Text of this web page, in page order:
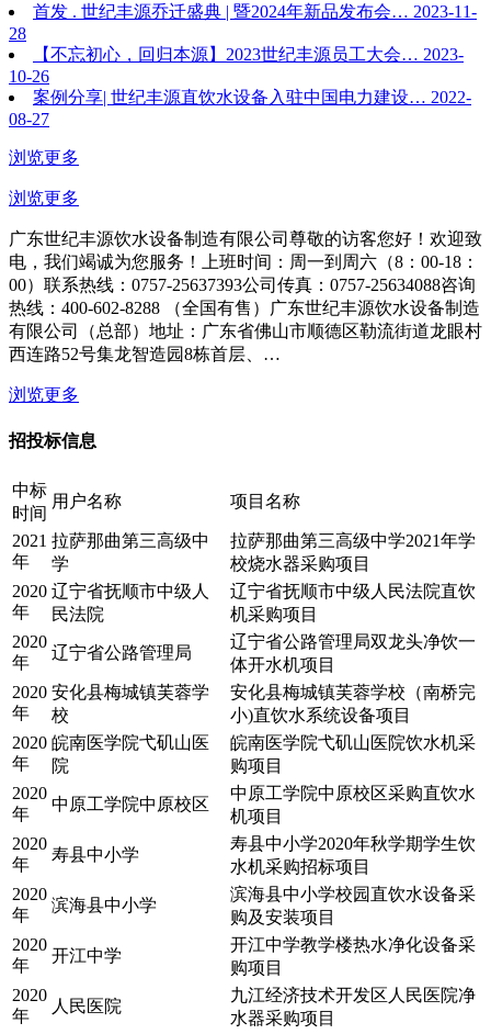
首发 . 世纪丰源乔迁盛典 | 暨2024年新品发布会… 2023-11-
28
【不忘初心，回归本源】2023世纪丰源员工大会… 2023-
10-26
案例分享| 世纪丰源直饮水设备入驻中国电力建设… 2022-
08-27
浏览更多
浏览更多
广东世纪丰源饮水设备制造有限公司尊敬的访客您好！欢迎致
电，我们竭诚为您服务！上班时间：周一到周六（8：00-18：
00）联系热线：0757-25637393公司传真：0757-25634088咨询
热线：400-602-8288 （全国有售）广东世纪丰源饮水设备制造
有限公司（总部）地址：广东省佛山市顺德区勒流街道龙眼村
西连路52号集龙智造园8栋首层、…
浏览更多
招投标信息
中标
时间
用户名称 项目名称
2021
年
拉萨那曲第三高级中
学
拉萨那曲第三高级中学2021年学
校烧水器采购项目
2020
年
辽宁省抚顺市中级人
民法院
辽宁省抚顺市中级人民法院直饮
机采购项目
2020
年
辽宁省公路管理局
辽宁省公路管理局双龙头净饮一
体开水机项目
2020
年
安化县梅城镇芙蓉学
校
安化县梅城镇芙蓉学校（南桥完
小)直饮水系统设备项目
2020
年
皖南医学院弋矶山医
院
皖南医学院弋矶山医院饮水机采
购项目
2020
年
中原工学院中原校区
中原工学院中原校区采购直饮水
机项目
2020
年
寿县中小学
寿县中小学2020年秋学期学生饮
水机采购招标项目
2020
年
滨海县中小学
滨海县中小学校园直饮水设备采
购及安装项目
2020
年
开江中学
开江中学教学楼热水净化设备采
购项目
2020
年
人民医院
九江经济技术开发区人民医院净
水器采购项目